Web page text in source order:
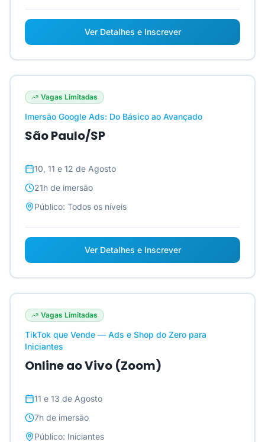
Ver Detalhes e Inscrever
Vagas Limitadas
Imersão Google Ads: Do Básico ao Avançado
São Paulo/SP
10, 11 e 12 de Agosto
21h de imersão
Público: Todos os níveis
Ver Detalhes e Inscrever
Vagas Limitadas
TikTok que Vende — Ads e Shop do Zero para
Iniciantes
Online ao Vivo (Zoom)
11 e 13 de Agosto
7h de imersão
Público: Iniciantes